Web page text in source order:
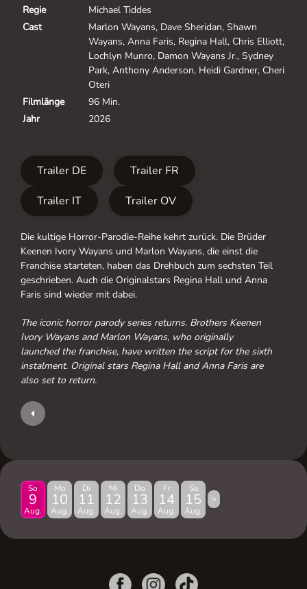
Regie
Michael Tiddes
Cast
Marlon Wayans, Dave Sheridan, Shawn
Wayans, Anna Faris, Regina Hall, Chris Elliott,
Lochlyn Munro, Damon Wayans Jr., Sydney
Park, Anthony Anderson, Heidi Gardner, Cheri
Oteri
Filmlänge
96 Min.
Jahr
2026
Trailer DE
Trailer FR
Trailer IT
Trailer OV
Die kultige Horror-Parodie-Reihe kehrt zurück. Die Brüder
Keenen Ivory Wayans und Marlon Wayans, die einst die
Franchise starteten, haben das Drehbuch zum sechsten Teil
geschrieben. Auch die Originalstars Regina Hall und Anna
Faris sind wieder mit dabei.
The iconic horror parody series returns. Brothers Keenen
Ivory Wayans and Marlon Wayans, who originally
launched the franchise, have written the script for the sixth
instalment. Original stars Regina Hall and Anna Faris are
also set to return.
So
9
Aug.
Mo
10
Aug.
Di
11
Aug.
Mi
12
Aug.
Do
13
Aug.
Fr
14
Aug.
Sa
15
Aug.
>